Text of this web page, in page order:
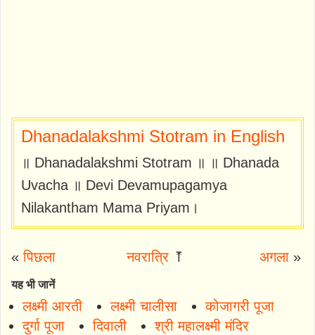
Dhanadalakshmi Stotram in English
॥ Dhanadalakshmi Stotram ॥ ॥ Dhanada
Uvacha ॥ Devi Devamupagamya
Nilakantham Mama Priyam।
«पिछला नवरात्रि ⤒ अगला»
यह भी जानें
लक्ष्मी आरती लक्ष्मी चालीसा
कोजागरी पूजा
दुर्गा पूजा
दिवाली
श्री महालक्ष्मी मंदिर